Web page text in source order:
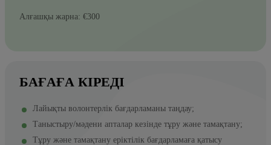
Алғашқы жарна: €300
БАҒАҒА КІРЕДІ
Лайықты волонтерлік бағдарламаны таңдау;
Таныстыру/мәдени апталар кезінде тұру және тамақтану;
Тұру және тамақтану еріктілік бағдарламаға қатысу